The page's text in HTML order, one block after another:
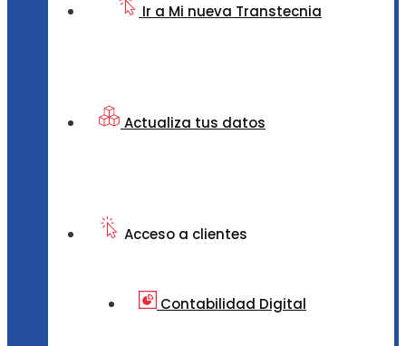
Ir a Mi nueva Transtecnia
Actualiza tus datos
Acceso a clientes
Contabilidad Digital